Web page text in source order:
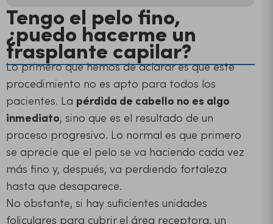
Tengo el pelo fino,
¿puedo hacerme un
trasplante capilar?
Lo primero que hemos de aclarar es que este
procedimiento no es apto para todos los
pacientes. La pérdida de cabello no es algo
inmediato, sino que es el resultado de un
proceso progresivo. Lo normal es que primero
se aprecie que el pelo se va haciendo cada vez
más fino y, después, va perdiendo fortaleza
hasta que desaparece.
No obstante, si hay suficientes unidades
foliculares para cubrir el área receptora, un